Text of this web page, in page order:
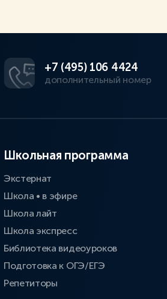
+7 (495) 106 4424
дополнительный номер
Школьная программа
Экстернат
Школа • в эфире
Школа лайт
Школа экспресс
Библиотека видеоуроков
Подготовка к ОГЭ/ЕГЭ
Репетиторы